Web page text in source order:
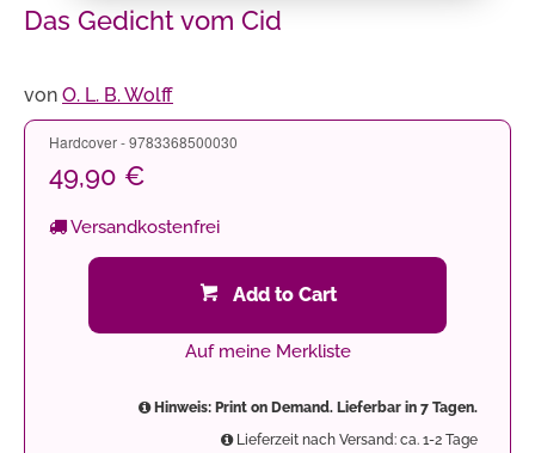
Das Gedicht vom Cid
von O. L. B. Wolff
Hardcover - 9783368500030
49,90 €
Versandkostenfrei
Add to Cart
Auf meine Merkliste
Hinweis: Print on Demand. Lieferbar in 7 Tagen.
Lieferzeit nach Versand: ca. 1-2 Tage